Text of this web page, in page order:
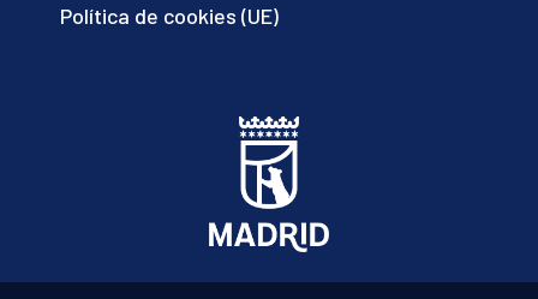
Política de cookies (UE)